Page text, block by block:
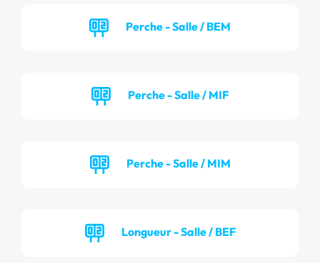
Perche - Salle / BEM
Perche - Salle / MIF
Perche - Salle / MIM
Longueur - Salle / BEF